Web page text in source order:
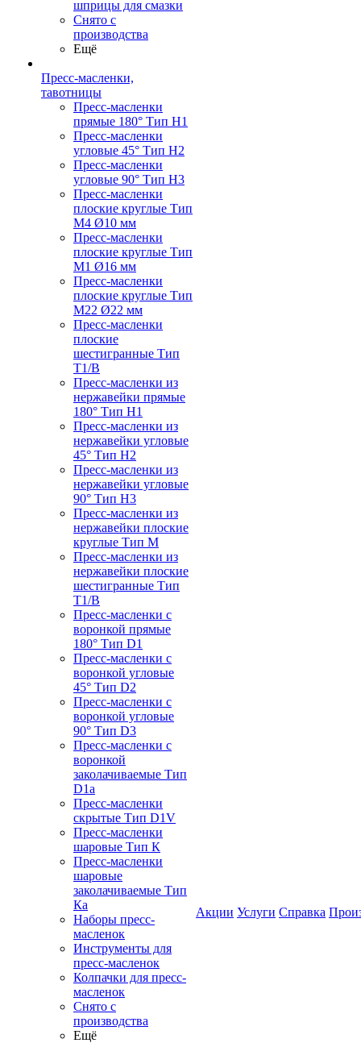
шприцы для смазки
Снято с
производства
Ещё
Пресс-масленки,
тавотницы
Пресс-масленки
прямые 180° Тип H1
Пресс-масленки
угловые 45° Тип H2
Пресс-масленки
угловые 90° Тип H3
Пресс-масленки
плоские круглые Тип
M4 Ø10 мм
Пресс-масленки
плоские круглые Тип
M1 Ø16 мм
Пресс-масленки
плоские круглые Тип
M22 Ø22 мм
Пресс-масленки
плоские
шестигранные Тип
T1/B
Пресс-масленки из
нержавейки прямые
180° Тип H1
Пресс-масленки из
нержавейки угловые
45° Тип H2
Пресс-масленки из
нержавейки угловые
90° Тип H3
Пресс-масленки из
нержавейки плоские
круглые Тип M
Пресс-масленки из
нержавейки плоские
шестигранные Тип
T1/B
Пресс-масленки с
воронкой прямые
180° Тип D1
Пресс-масленки с
воронкой угловые
45° Тип D2
Пресс-масленки с
воронкой угловые
90° Тип D3
Пресс-масленки с
воронкой
заколачиваемые Тип
D1a
Пресс-масленки
скрытые Тип D1V
Пресс-масленки
шаровые Тип К
Пресс-масленки
шаровые
заколачиваемые Тип
Кa
Наборы пресс-
масленок
Инструменты для
пресс-масленок
Колпачки для пресс-
масленок
Снято с
производства
Ещё
Акции Услуги Справка